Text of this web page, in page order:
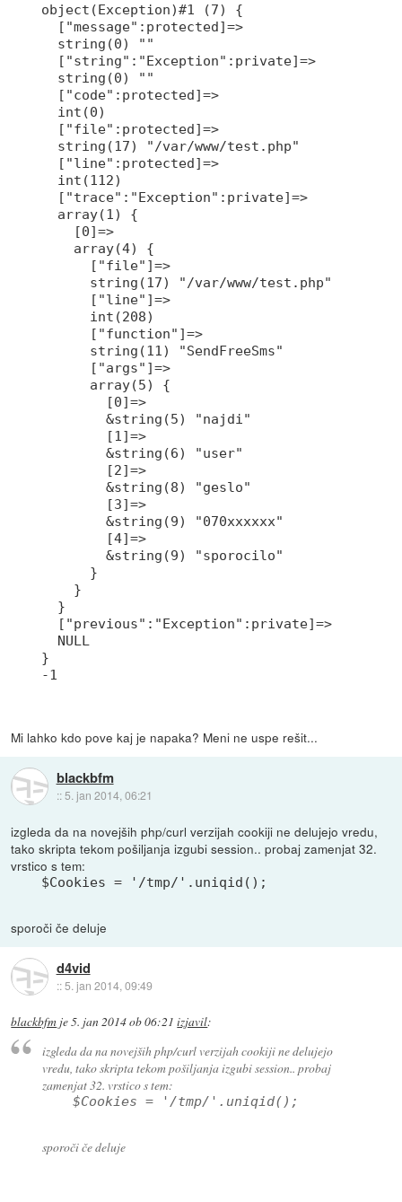
object(Exception)#1 (7) {
  ["message":protected]=>
  string(0) ""
  ["string":"Exception":private]=>
  string(0) ""
  ["code":protected]=>
  int(0)
  ["file":protected]=>
  string(17) "/var/www/test.php"
  ["line":protected]=>
  int(112)
  ["trace":"Exception":private]=>
  array(1) {
    [0]=>
    array(4) {
      ["file"]=>
      string(17) "/var/www/test.php"
      ["line"]=>
      int(208)
      ["function"]=>
      string(11) "SendFreeSms"
      ["args"]=>
      array(5) {
        [0]=>
        &string(5) "najdi"
        [1]=>
        &string(6) "user"
        [2]=>
        &string(8) "geslo"
        [3]=>
        &string(9) "070xxxxxx"
        [4]=>
        &string(9) "sporocilo"
      }
    }
  }
  ["previous":"Exception":private]=>
  NULL
}
-1
Mi lahko kdo pove kaj je napaka? Meni ne uspe rešit...
blackbfm
:: 5. jan 2014, 06:21
izgleda da na novejših php/curl verzijah cookiji ne delujejo vredu,
tako skripta tekom pošiljanja izgubi session.. probaj zamenjat 32.
vrstico s tem:
$Cookies = '/tmp/'.uniqid();
sporoči če deluje
d4vid
::5. jan 2014, 09:49
blackbfm je5. jan 2014 ob 06:21 izjavil:
izgleda da na novejših php/curl verzijah cookiji ne delujejo
vredu, tako skripta tekom pošiljanja izgubi session.. probaj
zamenjat 32. vrstico s tem:
$Cookies = '/tmp/'.uniqid();
sporoči če deluje